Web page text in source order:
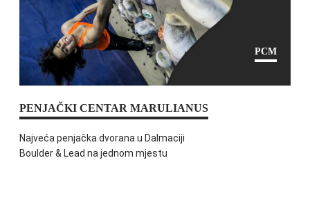
PCM
PENJAČKI CENTAR MARULIANUS
Najveća penjačka dvorana u Dalmaciji
Boulder & Lead na jednom mjestu